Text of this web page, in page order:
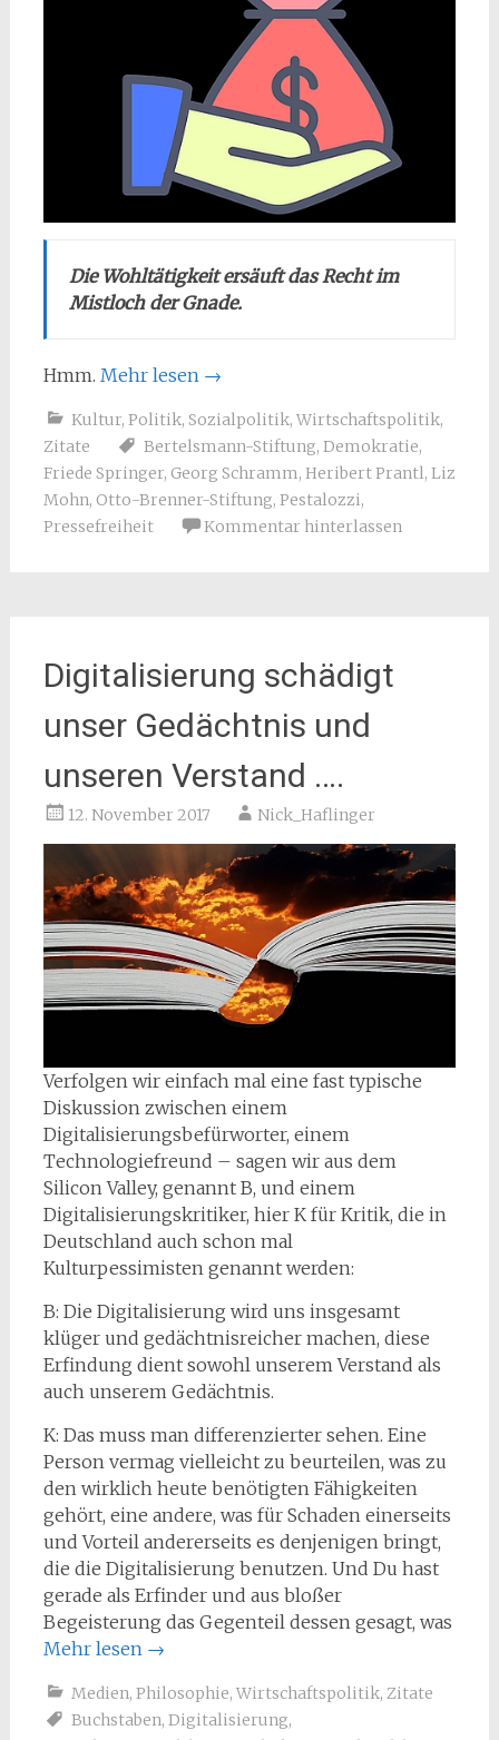
Die Wohltätigkeit ersäuft das Recht im
Mistloch der Gnade.
Hmm. Mehr lesen →
Kultur, Politik, Sozialpolitik, Wirtschaftspolitik,
Zitate
Bertelsmann-Stiftung, Demokratie,
Friede Springer, Georg Schramm, Heribert Prantl, Liz
Mohn, Otto-Brenner-Stiftung, Pestalozzi,
Pressefreiheit
Kommentar hinterlassen
Digitalisierung schädigt
unser Gedächtnis und
unseren Verstand ….
12. November 2017 Nick_Haflinger
Verfolgen wir einfach mal eine fast typische
Diskussion zwischen einem
Digitalisierungsbefürworter, einem
Technologiefreund – sagen wir aus dem
Silicon Valley, genannt B, und einem
Digitalisierungskritiker, hier K für Kritik, die in
Deutschland auch schon mal
Kulturpessimisten genannt werden:
B: Die Digitalisierung wird uns insgesamt
klüger und gedächtnisreicher machen, diese
Erfindung dient sowohl unserem Verstand als
auch unserem Gedächtnis.
K: Das muss man differenzierter sehen. Eine
Person vermag vielleicht zu beurteilen, was zu
den wirklich heute benötigten Fähigkeiten
gehört, eine andere, was für Schaden einerseits
und Vorteil andererseits es denjenigen bringt,
die die Digitalisierung benutzen. Und Du hast
gerade als Erfinder und aus bloßer
Begeisterung das Gegenteil dessen gesagt, was
Mehr lesen →
Medien, Philosophie, Wirtschaftspolitik, Zitate
Buchstaben, Digitalisierung,